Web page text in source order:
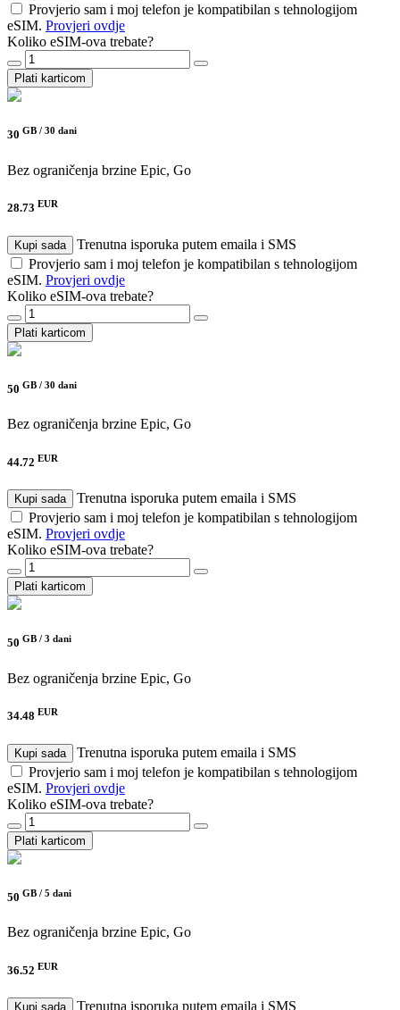
Provjerio sam i moj telefon je kompatibilan s tehnologijom
eSIM. Provjeri ovdje
Koliko eSIM-ova trebate?
Plati karticom
30 GB / 30 dani
Bez ograničenja brzine Epic, Go
28.73 EUR
Kupi sada
Trenutna isporuka putem emaila i SMS
Provjerio sam i moj telefon je kompatibilan s tehnologijom
eSIM. Provjeri ovdje
Koliko eSIM-ova trebate?
Plati karticom
50 GB / 30 dani
Bez ograničenja brzine Epic, Go
44.72 EUR
Kupi sada
Trenutna isporuka putem emaila i SMS
Provjerio sam i moj telefon je kompatibilan s tehnologijom
eSIM. Provjeri ovdje
Koliko eSIM-ova trebate?
Plati karticom
50 GB / 3 dani
Bez ograničenja brzine Epic, Go
34.48 EUR
Kupi sada
Trenutna isporuka putem emaila i SMS
Provjerio sam i moj telefon je kompatibilan s tehnologijom
eSIM. Provjeri ovdje
Koliko eSIM-ova trebate?
Plati karticom
50 GB / 5 dani
Bez ograničenja brzine Epic, Go
36.52 EUR
Kupi sada Trenutna isporuka putem emaila i SMS